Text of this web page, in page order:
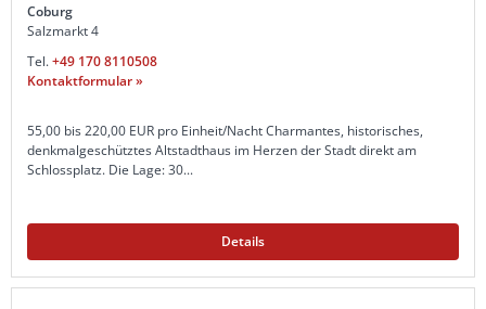
Coburg
Salzmarkt 4
Tel.+49 170 8110508
Kontaktformular »
55,00 bis 220,00 EUR pro Einheit/Nacht Charmantes, historisches,
denkmalgeschütztes Altstadthaus im Herzen der Stadt direkt am
Schlossplatz. Die Lage: 30...
Details